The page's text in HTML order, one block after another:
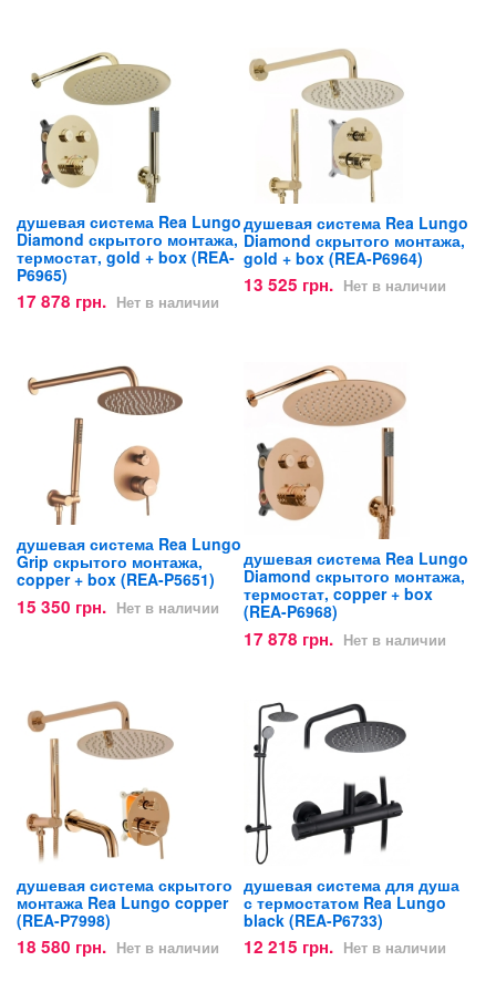
душевая система Rea Lungo
Diamond скрытого монтажа,
термостат, gold + box (REA-
P6965)
17 878 грн. Нет в наличии
душевая система Rea Lungo
Diamond скрытого монтажа,
gold + box (REA-P6964)
13 525 грн. Нет в наличии
душевая система Rea Lungo
Grip скрытого монтажа,
copper + box (REA-P5651)
15 350 грн. Нет в наличии
душевая система Rea Lungo
Diamond скрытого монтажа,
термостат, copper + box
(REA-P6968)
17 878 грн. Нет в наличии
душевая система скрытого
монтажа Rea Lungo copper
(REA-P7998)
18 580 грн. Нет в наличии
душевая система для душа
с термостатом Rea Lungo
black (REA-P6733)
12 215 грн. Нет в наличии